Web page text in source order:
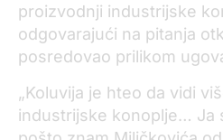
proizvodnji industrijske
odgovarajući na pitanja
posredovao prilikom
„Koluvija je hteo da vidi
industrijske konoplje… Ja